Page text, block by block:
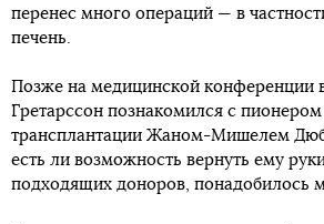
перенес много операций — в
печень.
Позже на медицинской конференции
Гретарссон познакомился с
трансплантации Жаном-Мишелем
есть ли возможность вернуть ему
подходящих доноров, понадобилось